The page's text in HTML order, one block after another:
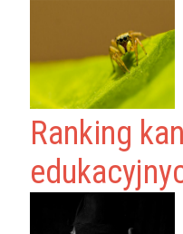
Ranking